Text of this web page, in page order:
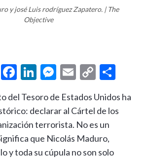
y josé Luis rodríguez Zapatero. | The
Objective
T
F
e
b
o
o
Li
ke
dI
n
M
se
n
g
er
E
ai
l
C
p
y
Li
n
m
p
del Tesoro de Estados Unidos ha
declarar al Cártel de los
terrorista. No es un
que Nicolás Maduro,
y toda su cúpula no son solo